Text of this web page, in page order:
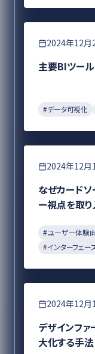
DX2024年12月
主要BIツー
#データ可視化
DX2024年12月
なぜカード
ー視点を取
#ユーザー体験
#インターフェー
要件定義
2024年12月
デザインフ
大化する手法